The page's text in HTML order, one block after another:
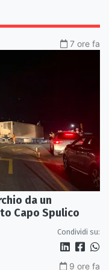
7 ore fa
da un
Capo Spulico
Condividi su:
9 ore fa